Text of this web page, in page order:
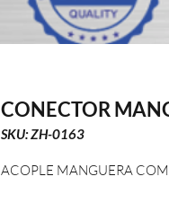
CONECTOR
SKU: ZH-0163
ACOPLE MANGUERA